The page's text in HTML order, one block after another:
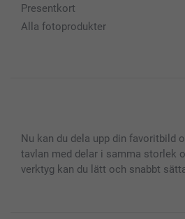
Presentkort
Alla fotoprodukter
Nu kan du dela upp din favoritbild
tavlan med delar i samma storlek
verktyg kan du lätt och snabbt